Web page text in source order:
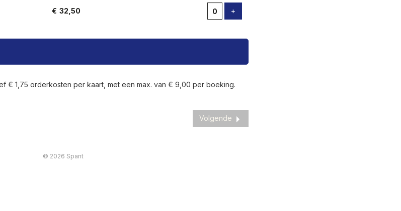
€ 32,50 +
€ 1,75 orderkosten per kaart, met een max. van € 9,00 per boeking.
Volgende
© 2026 Spant